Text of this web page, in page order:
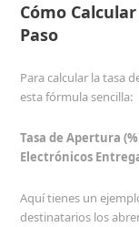
Cómo
Paso
Para calcular la tasa
esta fórmula sencilla:
Tasa de Apertura
Electrónicos
Aquí tienes un
destinatarios los